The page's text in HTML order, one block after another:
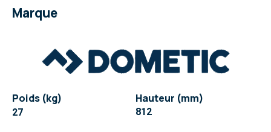
Marque
Poids (kg)​
27
Hauteur (mm)
812